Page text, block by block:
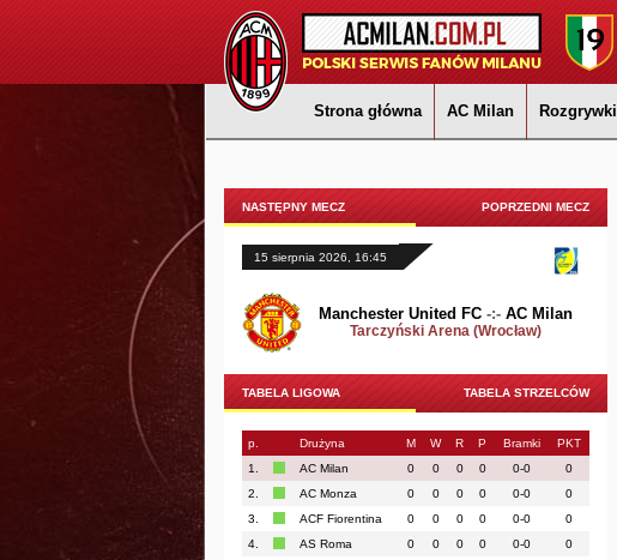
Strona główna AC Milan Rozgrywki
NASTĘPNY MECZ POPRZEDNI MECZ
15 sierpnia 2026, 16:45
Manchester United FC -:- AC Milan
Tarczyński Arena (Wrocław)
TABELA LIGOWA TABELA STRZELCÓW
p. Drużyna M W R P Bramki
PKT
1.
AC Milan 0 0 0 0 0-0
0
2.
AC Monza 0 0 0 0 0-0
0
3.
ACF Fiorentina 0 0 0 0 0-0
0
4.
AS Roma 0 0 0 0 0-0
0